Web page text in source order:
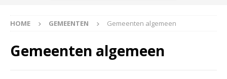
HOME GEMEENTEN Gemeenten algemeen
Gemeenten algemeen